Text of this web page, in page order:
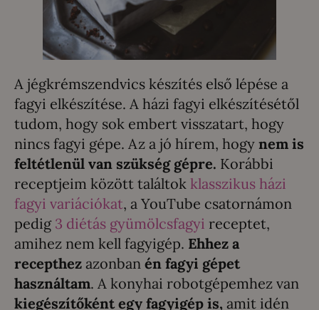
A jégkrémszendvics készítés első lépése a
fagyi elkészítése. A házi fagyi elkészítésétől
tudom, hogy sok embert visszatart, hogy
nincs fagyi gépe. Az a jó hírem, hogy nem is
feltétlenül van szükség gépre. Korábbi
receptjeim között találtok klasszikus házi
fagyi variációkat, a YouTube csatornámon
pedig 3 diétás gyümölcsfagyi receptet,
amihez nem kell fagyigép. Ehhez a
recepthez azonban én fagyi gépet
használtam. A konyhai robotgépemhez van
kiegészítőként egy fagyigép is, amit idén